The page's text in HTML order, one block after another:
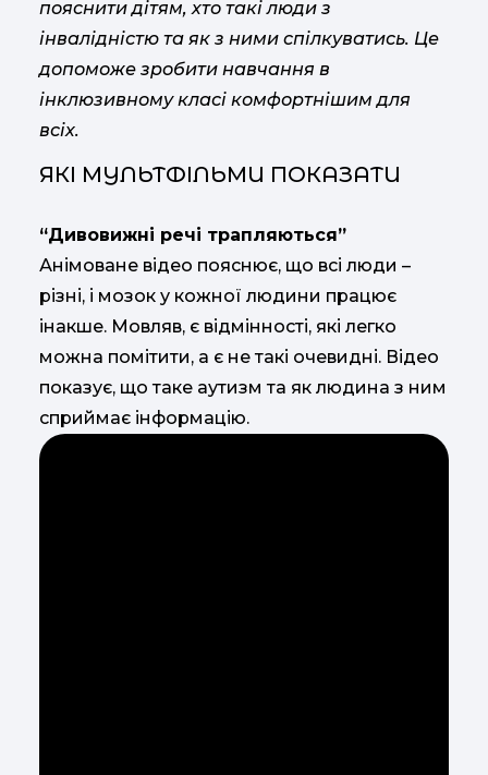
пояснити дітям, хто такі люди з
інвалідністю та як з ними спілкуватись. Це
допоможе зробити навчання в
інклюзивному класі комфортнішим для
всіх.
ЯКІ МУЛЬТФІЛЬМИ ПОКАЗАТИ
“Дивовижні речі трапляються”
Анімоване відео пояснює, що всі люди –
різні, і мозок у кожної людини працює
інакше. Мовляв, є відмінності, які легко
можна помітити, а є не такі очевидні. Відео
показує, що таке аутизм та як людина з ним
сприймає інформацію.